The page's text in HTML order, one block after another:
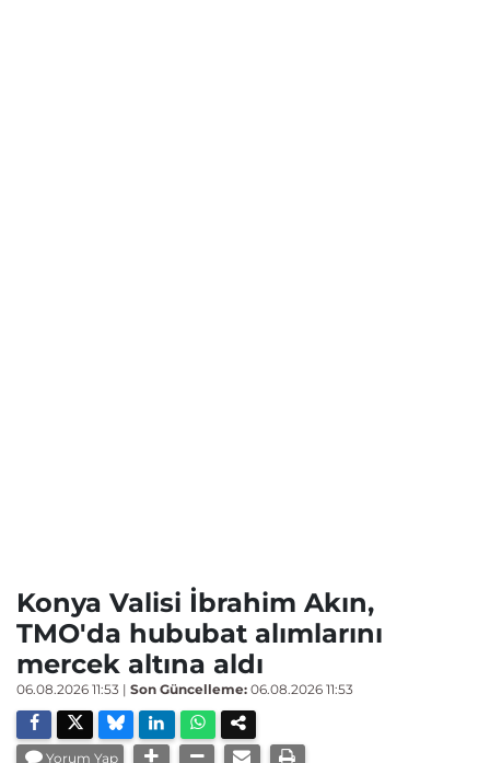
Konya Valisi İbrahim Akın,
TMO'da hububat alımlarını
mercek altına aldı
06.08.2026 11:53 | Son Güncelleme: 06.08.2026 11:53
Yorum Yap